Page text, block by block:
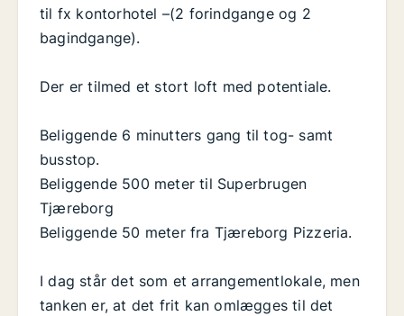
til fx kontorhotel –(2 forindgange og 2
bagindgange).
Der er tilmed et stort loft med potentiale.
Beliggende 6 minutters gang til tog- samt
busstop.
Beliggende 500 meter til Superbrugen
Tjæreborg
Beliggende 50 meter fra Tjæreborg Pizzeria.
I dag står det som et arrangementlokale, men
tanken er, at det frit kan omlægges til det